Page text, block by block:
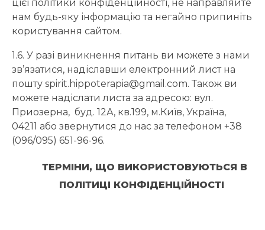
цієї політики конфіденційності, не направляйте
нам будь-яку інформацію та негайно припиніть
користування сайтом.
1.6. У разі виникнення питань ви можете з нами
зв’язатися, надіславши електронний лист на
пошту spirit.hippoterapia@gmail.com. Також ви
можете надіслати листа за адресою: вул.
Приозерна, буд. 12А, кв.199, м.Київ, Україна,
04211 або звернутися до нас за телефоном +38
(096/095) 651-96-96.
ТЕРМІНИ, ЩО ВИКОРИСТОВУЮТЬСЯ В
ПОЛІТИЦІ КОНФІДЕНЦІЙНОСТІ